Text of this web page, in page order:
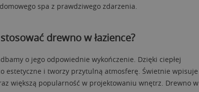
spa z prawdziwego zdarzenia.
drewno w łazience?
o jego odpowiednie wykończenie. Dzięki ciepłej
estetyczne i tworzy przytulną atmosferę. Świetnie wpisuje
większą popularność w projektowaniu wnętrz. Drewno w